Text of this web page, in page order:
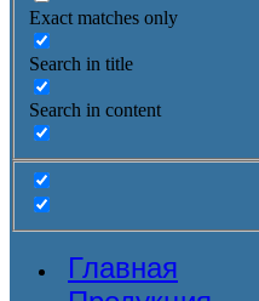
Exact matches only
Search in title
Search in content
Главная